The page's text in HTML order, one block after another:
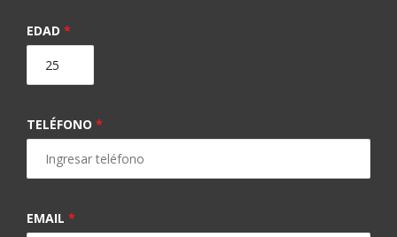
EDAD *
TELÉFONO *
EMAIL *